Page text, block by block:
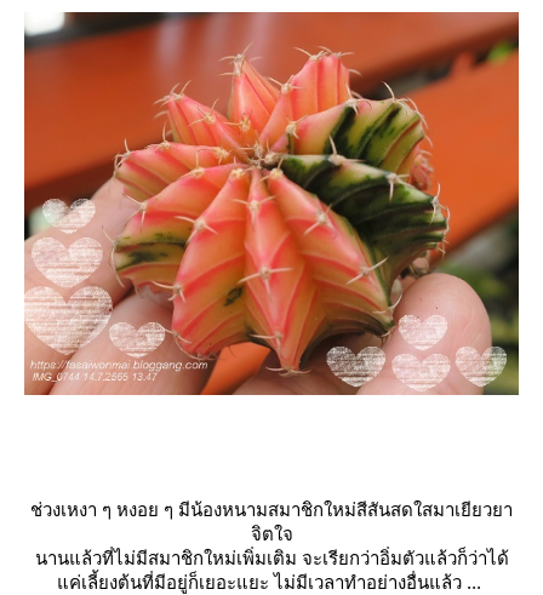
ช่วงเหงา ๆ หงอย ๆ มีน้องหนามสมาชิกใหม่สีสันสดใสมาเยียวยา
จิตใจ
นานแล้วที่ไม่มีสมาชิกใหม่เพิ่มเติม จะเรียกว่าอิ่มตัวแล้วก็ว่าได้
ค่เลี้ยงต้นที่มีอยู่ก็เยอะแยะ ไม่มีเวลาทำอย่างอื่นแล้ว ...